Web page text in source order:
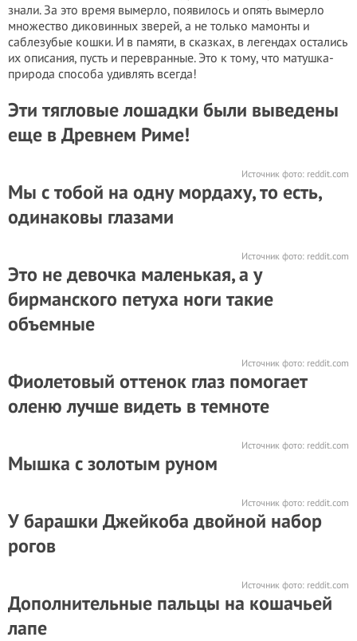
знали. За это время вымерло, появилось и опять вымерло
множество диковинных зверей, а не только мамонты и
саблезубые кошки. И в памяти, в сказках, в легендах остались
их описания, пусть и перевранные. Это к тому, что матушка-
природа способа удивлять всегда!
Эти тягловые лошадки были выведены
еще в Древнем Риме!
Источник фото: reddit.com
Мы с тобой на одну мордаху, то есть,
одинаковы глазами
Источник фото: reddit.com
Это не девочка маленькая, а у
бирманского петуха ноги такие
объемные
Источник фото: reddit.com
Фиолетовый оттенок глаз помогает
оленю лучше видеть в темноте
Источник фото: reddit.com
Мышка с золотым руном
Источник фото: reddit.com
У барашки Джейкоба двойной набор
рогов
Источник фото: reddit.com
Дополнительные пальцы на кошачьей
лапе